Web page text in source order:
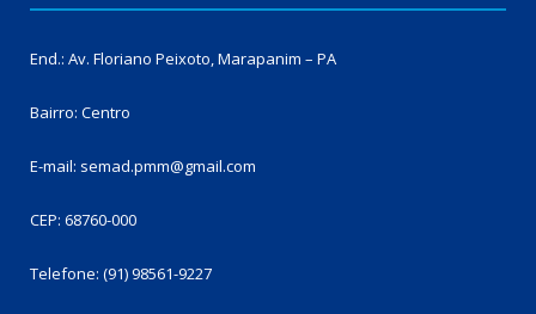
End.: Av. Floriano Peixoto, Marapanim – PA
Bairro: Centro
E-mail: semad.pmm@gmail.com
CEP: 68760-000
Telefone: (91) 98561-9227